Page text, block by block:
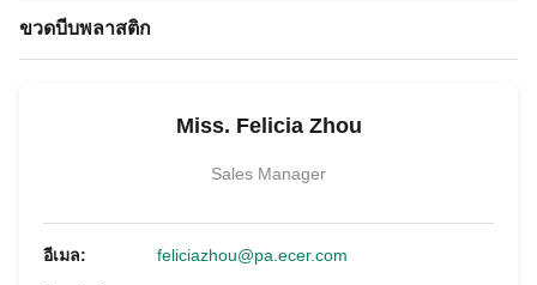
ขวดบีบพลาสติก
Miss. Felicia Zhou
Sales Manager
อีเมล: feliciazhou@pa.ecer.com